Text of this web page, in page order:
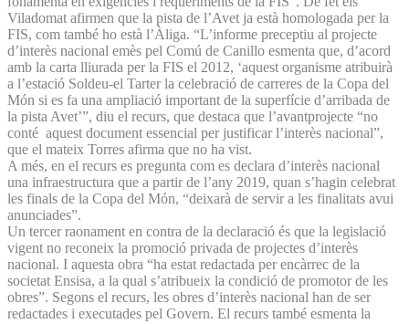
Viladomat afirmen que la pista de l’Avet ja està homologada per la
FIS, com també ho està l’Àliga. “L’informe preceptiu al projecte
d’interès nacional emès pel Comú de Canillo esmenta que, d’acord
amb la carta lliurada per la FIS el 2012, ‘aquest organisme atribuirà
a l’estació Soldeu-el Tarter la celebració de carreres de la Copa del
Món si es fa una ampliació important de la superfície d’arribada de
la pista Avet’”, diu el recurs, que destaca que l’avantprojecte “no
conté aquest document essencial per justificar l’interès nacional”,
que el mateix Torres afirma que no ha vist.
A més, en el recurs es pregunta com es declara d’interès nacional
una infraestructura que a partir de l’any 2019, quan s’hagin celebrat
les finals de la Copa del Món, “deixarà de servir a les finalitats avui
anunciades”.
Un tercer raonament en contra de la declaració és que la legislació
vigent no reconeix la promoció privada de projectes d’interès
nacional. I aquesta obra “ha estat redactada per encàrrec de la
societat Ensisa, a la qual s’atribueix la condició de promotor de les
obres”. Segons el recurs, les obres d’interès nacional han de ser
redactades i executades pel Govern. El recurs també esmenta la